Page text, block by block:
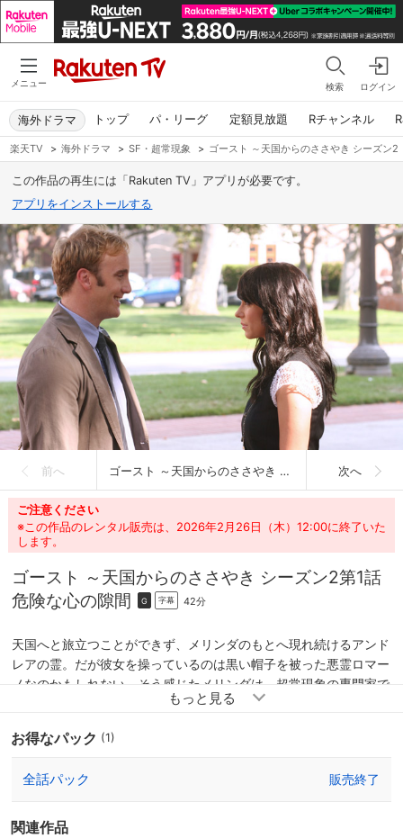
メニュー 検索 ログイン
トップ パ・リーグ 定額見放題 Rチャンネル
海外ドラマ
楽天TV > 海外ドラマ > SF・超常現象 > ゴースト ～天国からのささやき シーズン2
この作品の再生には「Rakuten TV」アプリが必要です。
アプリをインストールする
前へ ゴースト ～天国からのささやき シーズン2 次へ
ご注意ください
※この作品のレンタル販売は、2026年2月26日（木）12:00に終了いた
します。
ゴースト ～天国からのささやき シーズン2第1話
危険な心の隙間
G 字幕 42分
天国へと旅立つことができず、メリンダのもとへ現れ続けるアンド
レアの霊。だが彼女を操っているのは黒い帽子を被った悪霊ロマー
ノなのかもしれない。そう感じたメリンダは、超常現象の専門家で
あるロックランド大学のペイン教授を訪問。ペインの調査による
者だったことが判明する。
お得なパック (1)
全話パック 販売終了
関連作品